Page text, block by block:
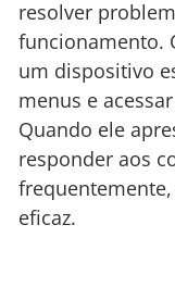
resolver
funcionamento.
um dispositivo
menus e
Quando ele
responder aos
eficaz.